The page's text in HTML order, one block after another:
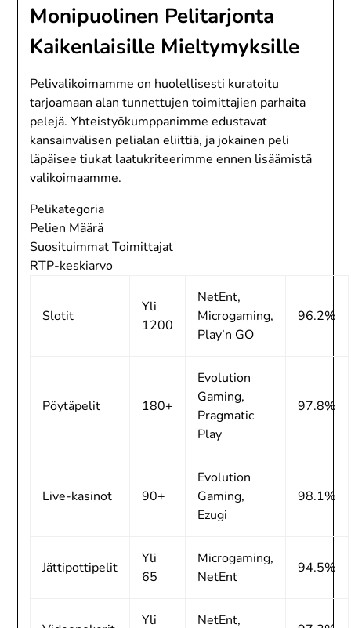
Monipuolinen Pelitarjonta
Kaikenlaisille Mieltymyksille
Pelivalikoimamme on huolellisesti kuratoitu
tarjoamaan alan tunnettujen toimittajien parhaita
pelejä. Yhteistyökumppanimme edustavat
kansainvälisen pelialan eliittiä, ja jokainen peli
läpäisee tiukat laatukriteerimme ennen lisäämistä
valikoimaamme.
Pelikategoria
Pelien Määrä
Suosituimmat Toimittajat
RTP-keskiarvo
Slotit
Yli
1200
NetEnt,
Microgaming,
Play’n GO
96.2%
Pöytäpelit 180+
Evolution
Gaming,
Pragmatic
Play
97.8%
Live-kasinot 90+
Evolution
Gaming,
Ezugi
98.1%
Jättipottipelit
Yli
65
Microgaming,
NetEnt
94.5%
Yli
NetEnt,